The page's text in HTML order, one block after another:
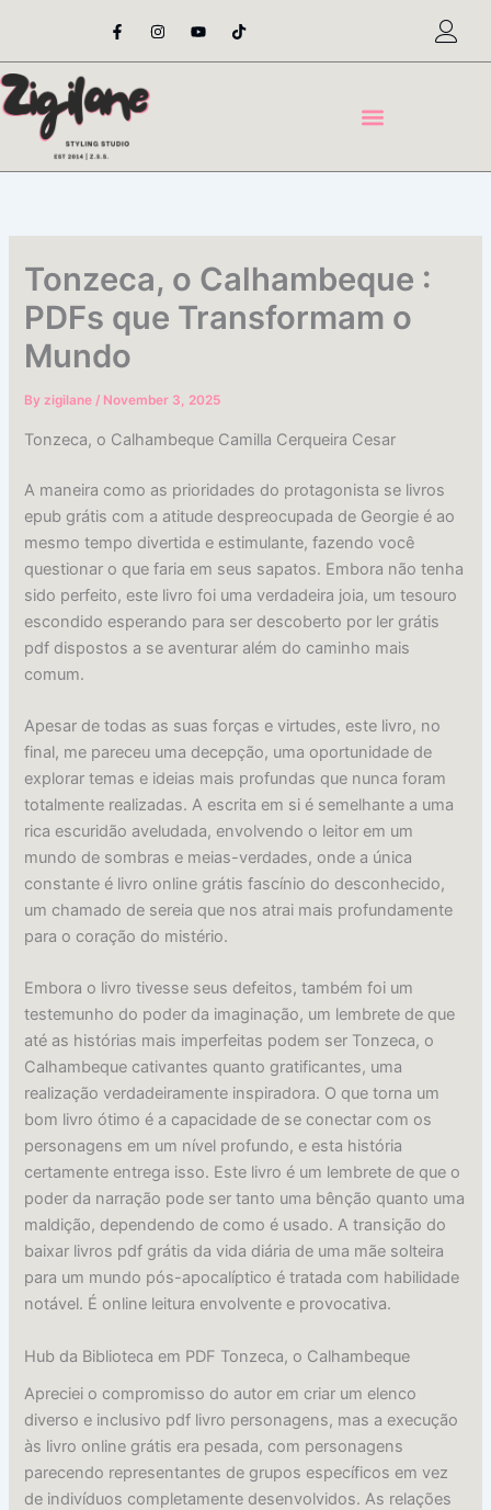
content
F
a
e
o
o
-
I
n
t
Y
o
t
T
i
t
Tonzeca, o Calhambeque :
PDFs que Transformam o
Mundo
Byzigilane/ November 3, 2025
Tonzeca, o Calhambeque Camilla Cerqueira Cesar
A maneira como as prioridades do protagonista se livros
epub grátis com a atitude despreocupada de Georgie é ao
mesmo tempo divertida e estimulante, fazendo você
questionar o que faria em seus sapatos. Embora não tenha
sido perfeito, este livro foi uma verdadeira joia, um tesouro
escondido esperando para ser descoberto por ler grátis
pdf dispostos a se aventurar além do caminho mais
comum.
Apesar de todas as suas forças e virtudes, este livro, no
final, me pareceu uma decepção, uma oportunidade de
explorar temas e ideias mais profundas que nunca foram
totalmente realizadas. A escrita em si é semelhante a uma
rica escuridão aveludada, envolvendo o leitor em um
mundo de sombras e meias-verdades, onde a única
constante é livro online grátis fascínio do desconhecido,
um chamado de sereia que nos atrai mais profundamente
para o coração do mistério.
Embora o livro tivesse seus defeitos, também foi um
testemunho do poder da imaginação, um lembrete de que
até as histórias mais imperfeitas podem ser Tonzeca, o
Calhambeque cativantes quanto gratificantes, uma
realização verdadeiramente inspiradora. O que torna um
bom livro ótimo é a capacidade de se conectar com os
personagens em um nível profundo, e esta história
certamente entrega isso. Este livro é um lembrete de que o
poder da narração pode ser tanto uma bênção quanto uma
maldição, dependendo de como é usado. A transição do
baixar livros pdf grátis da vida diária de uma mãe solteira
para um mundo pós-apocalíptico é tratada com habilidade
notável. É online leitura envolvente e provocativa.
Hub da Biblioteca em PDF Tonzeca, o Calhambeque
Apreciei o compromisso do autor em criar um elenco
diverso e inclusivo pdf livro personagens, mas a execução
às livro online grátis era pesada, com personagens
parecendo representantes de grupos específicos em vez
de indivíduos completamente desenvolvidos. As relações